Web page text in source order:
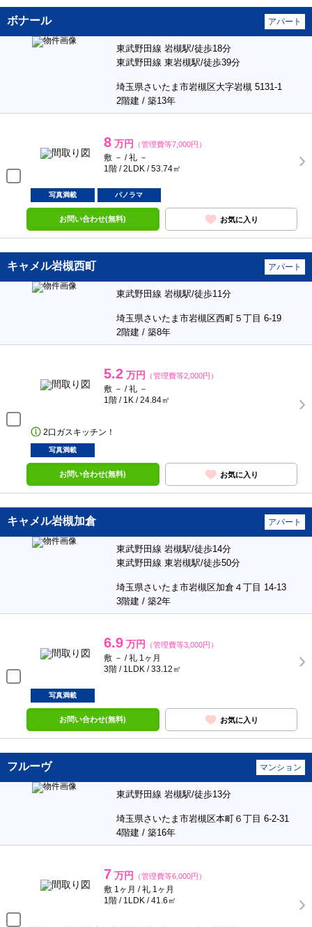
ボナール アパート
東武野田線 岩槻駅/徒歩18分
東武野田線 東岩槻駅/徒歩39分
埼玉県さいたま市岩槻区大字岩槻 5131-1
2階建 / 築13年
8 万円 （管理費等7,000円）
敷 － / 礼 －
1階 / 2LDK / 53.74㎡
写真満載 パノラマ
お問い合わせ(無料) お気に入り
キャメル岩槻西町 アパート
東武野田線 岩槻駅/徒歩11分
埼玉県さいたま市岩槻区西町５丁目 6-19
2階建 / 築8年
5.2 万円 （管理費等2,000円）
敷 － / 礼 －
1階 / 1K / 24.84㎡
2口ガスキッチン！
写真満載
お問い合わせ(無料) お気に入り
キャメル岩槻加倉 アパート
東武野田線 岩槻駅/徒歩14分
東武野田線 東岩槻駅/徒歩50分
埼玉県さいたま市岩槻区加倉４丁目 14-13
3階建 / 築2年
6.9 万円 （管理費等3,000円）
敷 － / 礼 1ヶ月
3階 / 1LDK / 33.12㎡
写真満載
お問い合わせ(無料) お気に入り
フルーヴ マンション
東武野田線 岩槻駅/徒歩13分
埼玉県さいたま市岩槻区本町６丁目 6-2-31
4階建 / 築16年
7 万円 （管理費等6,000円）
敷 1ヶ月 / 礼 1ヶ月
1階 / 1LDK / 41.6㎡